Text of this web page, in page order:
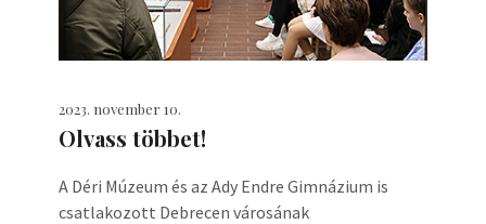
2023. november 10.
Olvass többet!
A Déri Múzeum és az Ady Endre Gimnázium is
csatlakozott Debrecen városának